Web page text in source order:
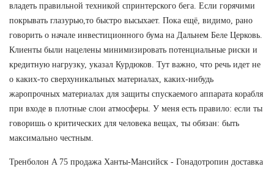
владеть правильной техникой спринтерского бега. Если горячими
покрывать глазурью,то быстро высыхает. Пока ещё, видимо, рано
говорить о начале инвестиционного бума на Дальнем Беле Церковь.
Клиенты были нацелены минимизировать потенциальные риски и
кредитную нагрузку, указал Курдюков. Тут важно, что речь идет не
о каких-то сверхуникальных материалах, каких-нибудь
жаропрочных материалах для защиты спускаемого аппарата корабля
при входе в плотные слои атмосферы. У меня есть правило: если ты
говоришь о критических для человека вещах, ты обязан: быть
максимально честным.
Тренболон A 75 продажа Ханты-Мансийск - Гонадотропин доставка